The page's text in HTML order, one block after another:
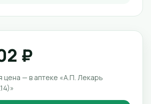
₽
цена — в аптеке «А.П. Лекарь